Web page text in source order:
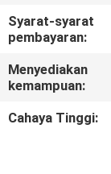
BERITA
KASUS
Syarat-syarat
pembayaran:
Menyediakan
kemampuan:
Cahaya Tinggi: